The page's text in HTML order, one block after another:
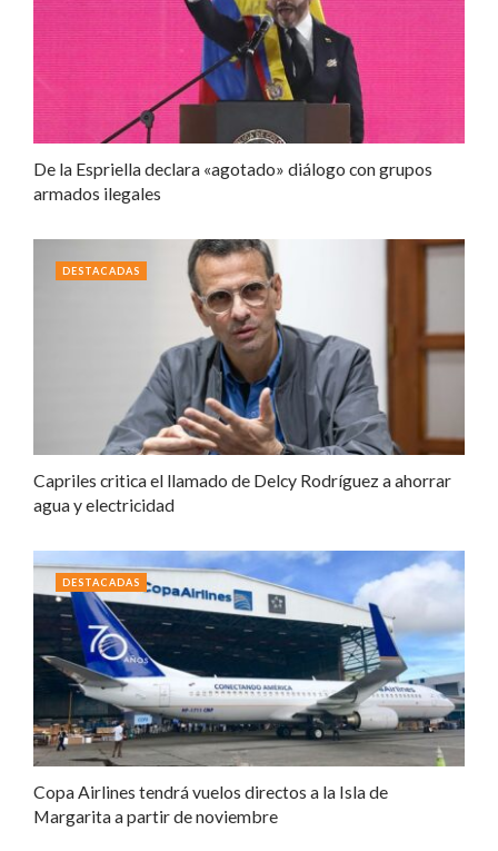
De la Espriella declara «agotado» diálogo con grupos
armados ilegales
Capriles critica el llamado de Delcy Rodríguez a ahorrar
agua y electricidad
DESTACADAS
Copa Airlines tendrá vuelos directos a la Isla de
Margarita a partir de noviembre
DESTACADAS